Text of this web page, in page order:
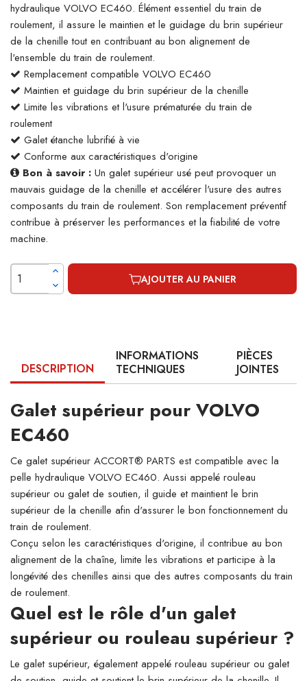
hydraulique VOLVO EC460. Élément essentiel du train de
roulement, il assure le maintien et le guidage du brin supérieur
de la chenille tout en contribuant au bon alignement de
l'ensemble du train de roulement.
Remplacement compatible VOLVO EC460
Maintien et guidage du brin supérieur de la chenille
Limite les vibrations et l'usure prématurée du train de
roulement
Galet étanche lubrifié à vie
Conforme aux caractéristiques d'origine
Bon à savoir : Un galet supérieur usé peut provoquer un
mauvais guidage de la chenille et accélérer l'usure des autres
composants du train de roulement. Son remplacement préventif
contribue à préserver les performances et la fiabilité de votre
machine.
AJOUTER AU PANIER
DESCRIPTION
INFORMATIONS
TECHNIQUES
PIÈCES
JOINTES
Galet supérieur pour VOLVO
EC460
Ce galet supérieur ACCORT® PARTS est compatible avec la
pelle hydraulique VOLVO EC460. Aussi appelé rouleau
supérieur ou galet de soutien, il guide et maintient le brin
supérieur de la chenille afin d'assurer le bon fonctionnement du
train de roulement.
Conçu selon les caractéristiques d'origine, il contribue au bon
alignement de la chaîne, limite les vibrations et participe à la
longévité des chenilles ainsi que des autres composants du train
de roulement.
Quel est le rôle d'un galet
supérieur ou rouleau supérieur ?
Le galet supérieur, également appelé rouleau supérieur ou galet